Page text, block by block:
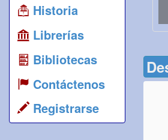
Historia
Librerías
Bibliotecas
Contáctenos
Registrarse